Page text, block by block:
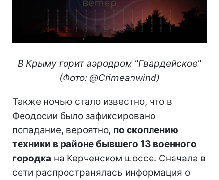
В Крыму горит аэродром "Гвардейское"
(Фото: @Crimeanwind)
Также ночью стало известно, что в
Феодосии было зафиксировано
попадание, вероятно, по скоплению
техники в районе бывшего 13 военного
городка на Керченском шоссе. Сначала в
сети распространялась информация о